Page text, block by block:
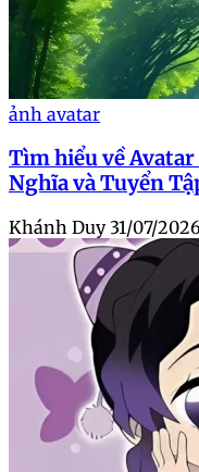
ảnh avatar
Tìm hiểu về Avatar
Nghĩa và Tuyển
Khánh Duy 31/07/2026